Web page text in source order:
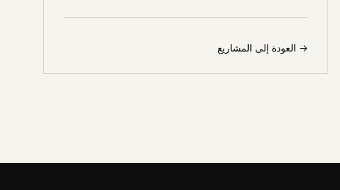
→ العودة إلى المشاريع